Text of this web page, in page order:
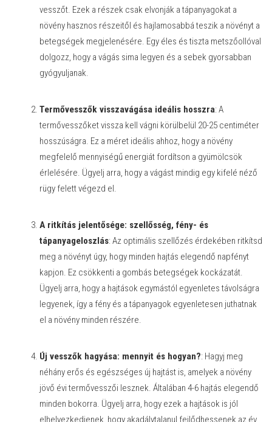
vesszőt. Ezek a részek csak elvonják a tápanyagokat a
növény hasznos részeitől és hajlamosabbá teszik a növényt a
betegségek megjelenésére. Egy éles és tiszta metszőollóval
dolgozz, hogy a vágás sima legyen és a sebek gyorsabban
gyógyuljanak.
Termővesszők visszavágása ideális hosszra: A
termővesszőket vissza kell vágni körülbelül 20-25 centiméter
hosszúságra. Ez a méret ideális ahhoz, hogy a növény
megfelelő mennyiségű energiát fordítson a gyümölcsök
érlelésére. Ügyelj arra, hogy a vágást mindig egy kifelé néző
rügy felett végezd el.
A ritkítás jelentősége: szellősség, fény- és
tápanyageloszlás: Az optimális szellőzés érdekében ritkítsd
meg a növényt úgy, hogy minden hajtás elegendő napfényt
kapjon. Ez csökkenti a gombás betegségek kockázatát.
Ügyelj arra, hogy a hajtások egymástól egyenletes távolságra
legyenek, így a fény és a tápanyagok egyenletesen juthatnak
el a növény minden részére.
Új vesszők hagyása: mennyit és hogyan?: Hagyj meg
néhány erős és egészséges új hajtást is, amelyek a növény
jövő évi termővesszői lesznek. Általában 4-6 hajtás elegendő
minden bokorra. Ügyelj arra, hogy ezek a hajtások is jól
elhelyezkedjenek, hogy akadálytalanul fejlődhessenek az év